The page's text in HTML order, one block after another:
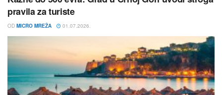
pravila za turiste
OD MICRO MREŽA 01.07.2026.